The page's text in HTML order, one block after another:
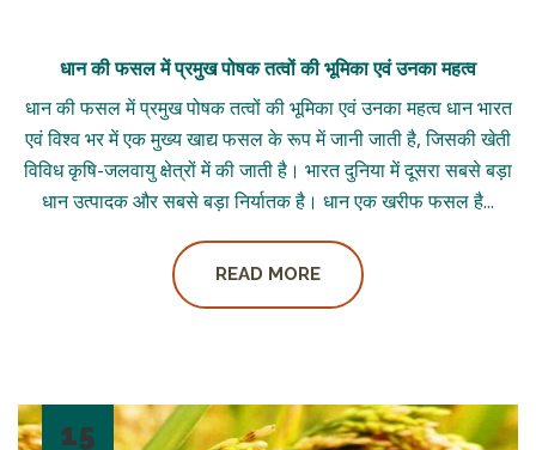
धान की फसल में प्रमुख पोषक तत्वों की भूमिका एवं उनका महत्व
धान की फसल में प्रमुख पोषक तत्वों की भूमिका एवं उनका महत्व धान भारत
एवं विश्व भर में एक मुख्य खाद्य फसल के रूप में जानी जाती है, जिसकी खेती
विविध कृषि-जलवायु क्षेत्रों में की जाती है। भारत दुनिया में दूसरा सबसे बड़ा
धान उत्पादक और सबसे बड़ा निर्यातक है। धान एक खरीफ फसल है...
READ MORE
15